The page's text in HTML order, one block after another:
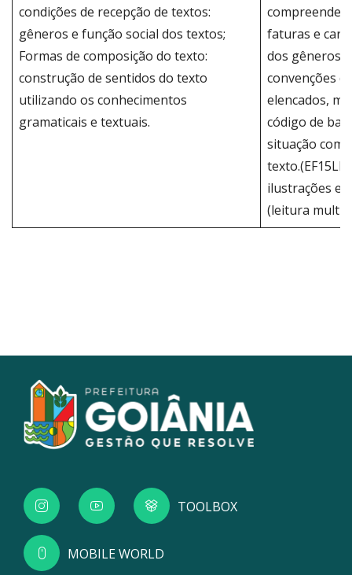
condições de recepção de textos:
gêneros e função social dos textos;
Formas de composição do texto:
construção de sentidos do texto
utilizando os conhecimentos
gramaticais e textuais.
faturas e
dos gêneros,
convenções
elencados,
código de
situação
ilustrações e
(leitura
TOOLBOX
MOBILE WORLD